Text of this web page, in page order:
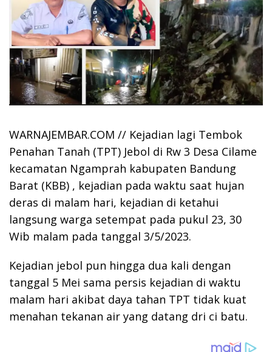
WARNAJEMBAR.COM // Kejadian lagi Tembok
Penahan Tanah (TPT) Jebol di Rw 3 Desa Cilame
kecamatan Ngamprah kabupaten Bandung
Barat (KBB) , kejadian pada waktu saat hujan
deras di malam hari, kejadian di ketahui
langsung warga setempat pada pukul 23, 30
Wib malam pada tanggal 3/5/2023.
Kejadian jebol pun hingga dua kali dengan
tanggal 5 Mei sama persis kejadian di waktu
malam hari akibat daya tahan TPT tidak kuat
menahan tekanan air yang datang dri ci batu.